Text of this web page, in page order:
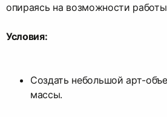
опираясь на возможности
Условия:
Создать небольшой арт-
массы.